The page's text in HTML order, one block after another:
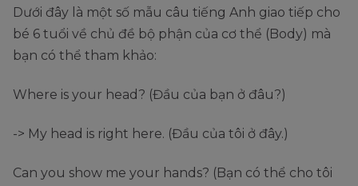
Dưới đây là một số mẫu câu tiếng Anh giao tiếp cho
bé 6 tuổi về chủ đề bộ phận của cơ thể (Body) mà
bạn có thể tham khảo:
Where is your head? (Đầu của bạn ở đâu?)
-> My head is right here. (Đầu của tôi ở đây.)
Can you show me your hands? (Bạn có thể cho tôi